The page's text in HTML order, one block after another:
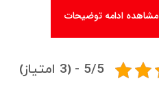
مشاهده ادامه توضیحات
5/5 - (3 امتیاز)